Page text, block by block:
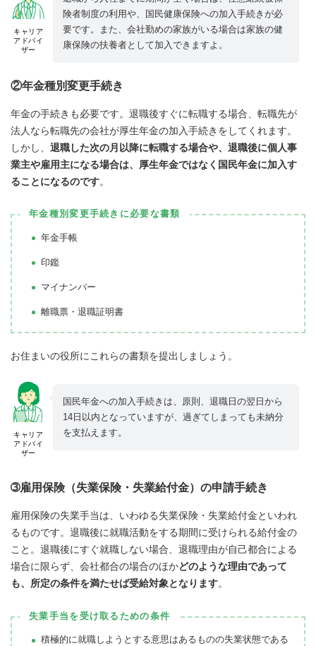
キャリア
アドバイ
ザー
険者制度の利用や、国民健康保険への加入手続きが必
要です。また、会社勤めの家族がいる場合は家族の健
康保険の扶養者として加入できますよ。
②年金種別変更手続き
年金の手続きも必要です。退職後すぐに転職する場合、転職先が
法人なら転職先の会社が厚生年金の加入手続きをしてくれます。
しかし、 退職した次の月以降に転職する場合や、退職後に個人事
業主や雇用主になる場合は、厚生年金ではなく国民年金に加入す
ることになるのです。
年金種別変更手続きに必要な書類
年金手帳
印鑑
マイナンバー
離職票・退職証明書
お住まいの役所にこれらの書類を提出しましょう。
キャリア
アドバイ
ザー
国民年金への加入手続きは、原則、退職日の翌日から
14日以内となっていますが、過ぎてしまっても未納分
を支払えます。
➂雇用保険（失業保険・失業給付金）の申請手続き
雇用保険の失業手当は、いわゆる失業保険・失業給付金といわれ
るものです。退職後に就職活動をする期間に受けられる給付金の
こと。退職後にすぐ就職しない場合、退職理由が自己都合による
場合に限らず、会社都合の場合のほかどのような理由であって
も、所定の条件を満たせば受給対象となります。
失業手当を受け取るための条件
積極的に就職しようとする意思はあるものの失業状態である